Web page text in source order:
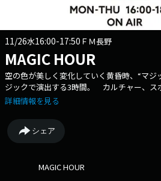
11/26水16:00-17:50 ＦＭ長野
MAGIC HOUR
空の色が美しく変化していく黄昏時、“マジ
ジックで演出する3時間。 カルチャー、ス
ガノがより楽しくなる情報もご紹介。
す。 是非ご参加ください！ ▽16:21〜
テナに反応した“人、もの、こと”に注目
Information 】 交通情報をお送りしま
介！ ▽17:00〜 【 GLIM SPANKY RADIO
詳細情報を見る
シェア
MAGIC HOUR